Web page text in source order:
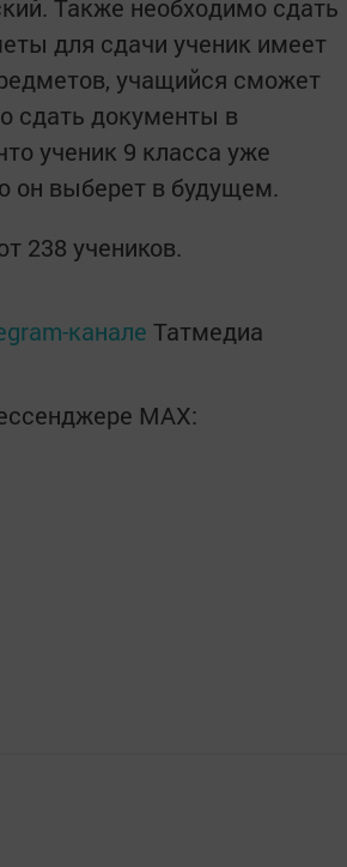
Также необходимо сдать
для сдачи ученик имеет
учащийся сможет
сдать документы в
ученик 9 класса уже
он выберет в будущем.
238 учеников.
канале Татмедиа
MАХ: